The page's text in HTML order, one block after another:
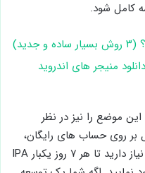
منیجر های اندروید
موضع را نیز در نظر
بر روی حساب های رایگان،
اگر از اپل آیدی عادی استفاده میکنید نیاز دارید تا هر ۷ روز یکبار IPA